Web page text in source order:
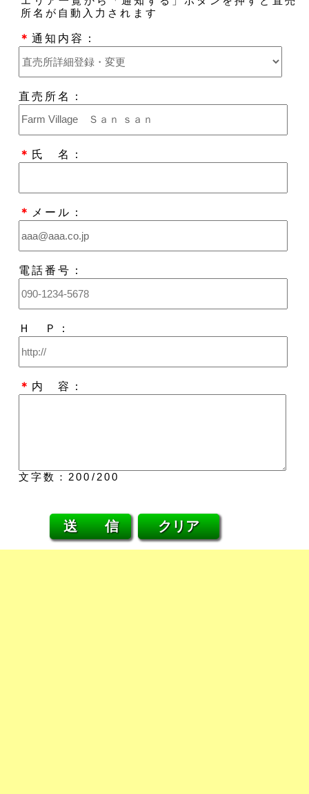
所名が自動入力されます
＊通知内容：
直売所名：
＊ 氏 名：
＊ メール：
電話番号：
Ｈ Ｐ：
＊ 内 容：
文字数： 200 /200